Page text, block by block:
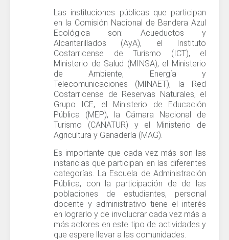
Las instituciones públicas que participan
en la Comisión Nacional de Bandera Azul
Ecológica son: Acueductos y
Alcantarillados (AyA), el Instituto
Costarricense de Turismo (ICT), el
Ministerio de Salud (MINSA), el Ministerio
de Ambiente, Energía y
Telecomunicaciones (MINAET), la Red
Costarricense de Reservas Naturales, el
Grupo ICE, el Ministerio de Educación
Pública (MEP), la Cámara Nacional de
Turismo (CANATUR) y el Ministerio de
Agricultura y Ganadería (MAG).
Es importante que cada vez más son las
instancias que participan en las diferentes
categorías. La Escuela de Administración
Pública, con la participación de de las
poblaciones de estudiantes, personal
docente y administrativo tiene el interés
en lograrlo y de involucrar cada vez más a
más actores en este tipo de actividades y
que espere llevar a las comunidades.